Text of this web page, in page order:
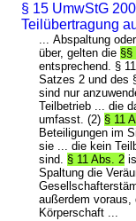
§ 15 UmwStG
Teilübertragung
... Abspaltung
über, gelten die §§
entsprechend. §
Satzes 2 und des
sind nur
Teilbetrieb ... die
umfasst. (2) § 11
Beteiligungen im
sie ... die kein
sind. § 11 Abs. 2
Spaltung die
außerdem voraus,
Körperschaft ...